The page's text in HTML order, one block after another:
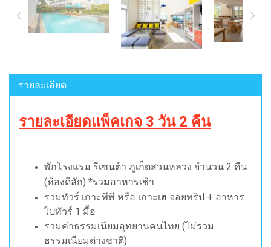
รายละเอียด
รายละเอียดแพ็คเกจ 3 วัน 2 คืน
พักโรงแรม รีเซนต้า ภูเก็ตสวนหลวง จำนวน 2 คืน
(ห้องดีลัก) *รวมอาหารเช้า
รวมทัวร์ เกาะพีพี หรือ เกาะเฮ จอยทริป + อาหาร
ไปทัวร์ 1 มื้อ
รวมค่าธรรมเนียมอุทยานคนไทย (ไม่รวม
ธรรมเนียมต่างชาติ)